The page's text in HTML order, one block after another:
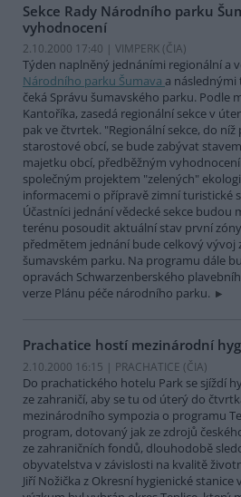
Sekce Rady Národního parku
vyhodnocení
2.10.2000 17:40 | VIMPERK (ČIA)
Týden naplněný jednáními regionální a
Národního parku Šumava a
čeká Správu šumavského parku. Podle
Kantoříka, zasedá regionální sekce v
pak ve čtvrtek. "Regionální sekce, do
starostové obcí, se bude zabývat
majetku obcí, předběžným
společným projektem "zelených"
informacemi o přípravě zimní turistické
Účastníci jednání vědecké sekce budou
terénu posoudit aktuální stav první
předmětem jednání bude celkový vývoj
šumavském parku. Na programu dále
opravách Schwarzenberského
verze Plánu péče národního parku.
Prachatice hostí mezinárodní
2.10.2000 16:15 | PRACHATICE (ČIA)
Do prachatického hotelu Park se sjíždí
ze zahraničí, aby se tu od úterý do
mezinárodního sympozia o programu
program, dotovaný jak ze zdrojů
ze zahraničních fondů, dlouhodobě
obyvatelstva v závislosti na kvalitě
Jiří Nožička z Okresní hygienické stanice